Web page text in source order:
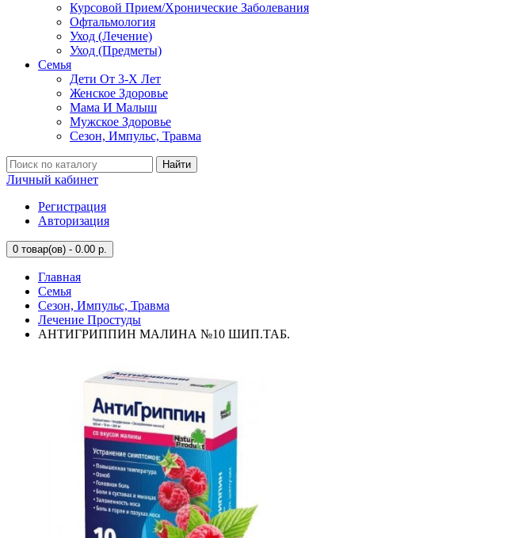
Курсовой Прием/Хронические Заболевания
Офтальмология
Уход (Лечение)
Уход (Предметы)
Семья
Дети От 3-Х Лет
Женское Здоровье
Мама И Малыш
Мужское Здоровье
Сезон, Импульс, Травма
Найти
Личный кабинет
Регистрация
Авторизация
0 товар(ов) - 0.00 р.
Главная
Семья
Сезон, Импульс, Травма
Лечение Простуды
АНТИГРИППИН МАЛИНА №10 ШИП.ТАБ.